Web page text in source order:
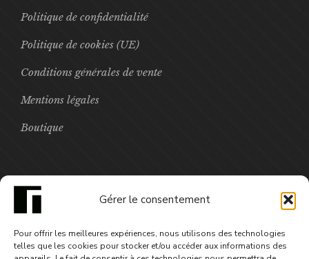
Gérer le consentement
Pour offrir les meilleures expériences, nous utilisons des technologies
telles que les cookies pour stocker et/ou accéder aux informations des
Politique de confidentialité
Politique de cookies (UE)
Conditions générales de vente
Mentions légales
Boutique
7,99€